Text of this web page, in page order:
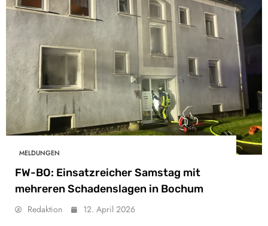
MELDUNGEN
FW-BO: Einsatzreicher Samstag mit
mehreren Schadenslagen in Bochum
Redaktion 12. April 2026